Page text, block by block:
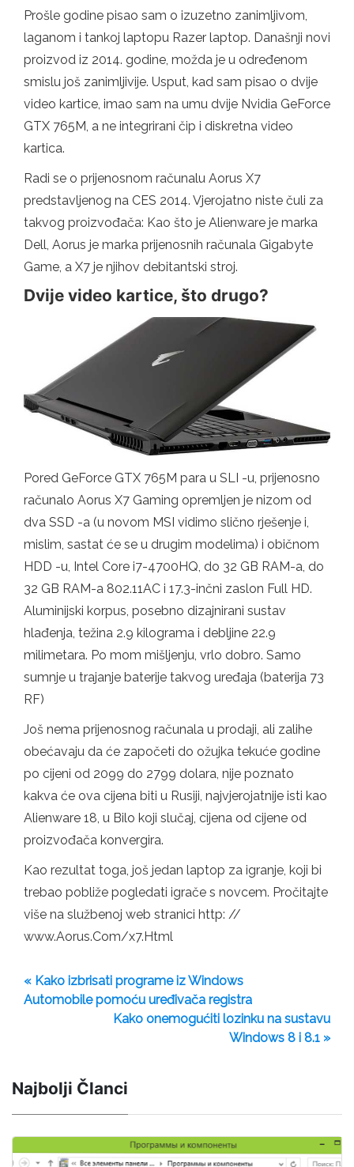
Prošle godine pisao sam o izuzetno zanimljivom,
laganom i tankoj laptopu Razer laptop. Današnji novi
proizvod iz 2014. godine, možda je u određenom
smislu još zanimljivije. Usput, kad sam pisao o dvije
video kartice, imao sam na umu dvije Nvidia GeForce
GTX 765M, a ne integrirani čip i diskretna video
kartica.
Radi se o prijenosnom računalu Aorus X7
predstavljenog na CES 2014. Vjerojatno niste čuli za
takvog proizvođača: Kao što je Alienware je marka
Dell, Aorus je marka prijenosnih računala Gigabyte
Game, a X7 je njihov debitantski stroj.
Dvije video kartice, što drugo?
Pored GeForce GTX 765M para u SLI -u, prijenosno
računalo Aorus X7 Gaming opremljen je nizom od
dva SSD -a (u novom MSI vidimo slično rješenje i,
mislim, sastat će se u drugim modelima) i običnom
HDD -u, Intel Core i7-4700HQ, do 32 GB RAM-a, do
32 GB RAM-a 802.11AC i 17.3-inčni zaslon Full HD.
Aluminijski korpus, posebno dizajnirani sustav
hlađenja, težina 2.9 kilograma i debljine 22.9
milimetara. Po mom mišljenju, vrlo dobro. Samo
sumnje u trajanje baterije takvog uređaja (baterija 73
RF)
Još nema prijenosnog računala u prodaji, ali zalihe
obećavaju da će započeti do ožujka tekuće godine
po cijeni od 2099 do 2799 dolara, nije poznato
kakva će ova cijena biti u Rusiji, najvjerojatnije isti kao
Alienware 18, u Bilo koji slučaj, cijena od cijene od
proizvođača konvergira.
Kao rezultat toga, još jedan laptop za igranje, koji bi
trebao pobliže pogledati igrače s novcem. Pročitajte
više na službenoj web stranici http: //
www.Aorus.Com/x7.Html
« Kako izbrisati programe iz Windows
Automobile pomoću uređivača registra
Kako onemogućiti lozinku na sustavu
Windows 8 i 8.1 »
Najbolji Članci